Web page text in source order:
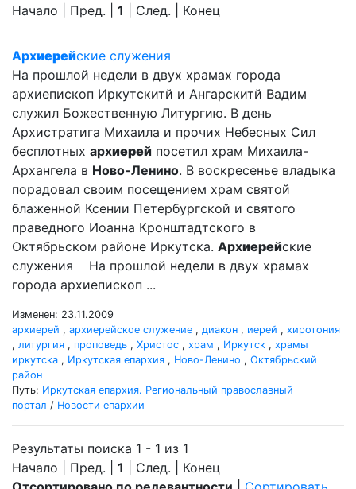
Начало | Пред. | 1 | След. | Конец
Архиерейские служения
На прошлой недели в двух храмах города
архиепископ Иркутскитй и Ангарскитй Вадим
служил Божественную Литургию. В день
Архистратига Михаила и прочих Небесных Сил
бесплотных архиерей посетил храм Михаила-
Архангела в Ново-Ленино. В воскресенье владыка
порадовал своим посещением храм святой
блаженной Ксении Петербургской и святого
праведного Иоанна Кронштадтского в
Октябрьском районе Иркутска. Архиерейские
служения На прошлой недели в двух храмах
города архиепископ ...
Изменен: 23.11.2009
архиерей , архиерейское служение , диакон , иерей , хиротония
, литургия , проповедь , Христос , храм , Иркутск , храмы
иркутска , Иркутская епархия , Ново-Ленино , Октябрьский
район
Путь: Иркутская епархия. Региональный православный
портал / Новости епархии
Результаты поиска 1 - 1 из 1
Начало | Пред. | 1 | След. | Конец